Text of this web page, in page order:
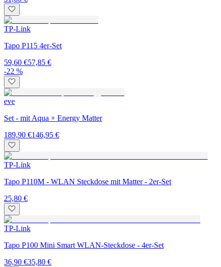
TP-Link
Tapo P115 4er-Set
59,60 €57,85 €
-22 %
eve
Set - mit Aqua + Energy Matter
189,90 €146,95 €
TP-Link
Tapo P110M - WLAN Steckdose mit Matter - 2er-Set
25,80 €
TP-Link
Tapo P100 Mini Smart WLAN-Steckdose - 4er-Set
36,90 €35,80 €